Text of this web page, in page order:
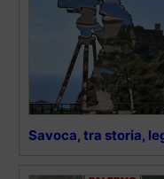
Savoca, tra storia,